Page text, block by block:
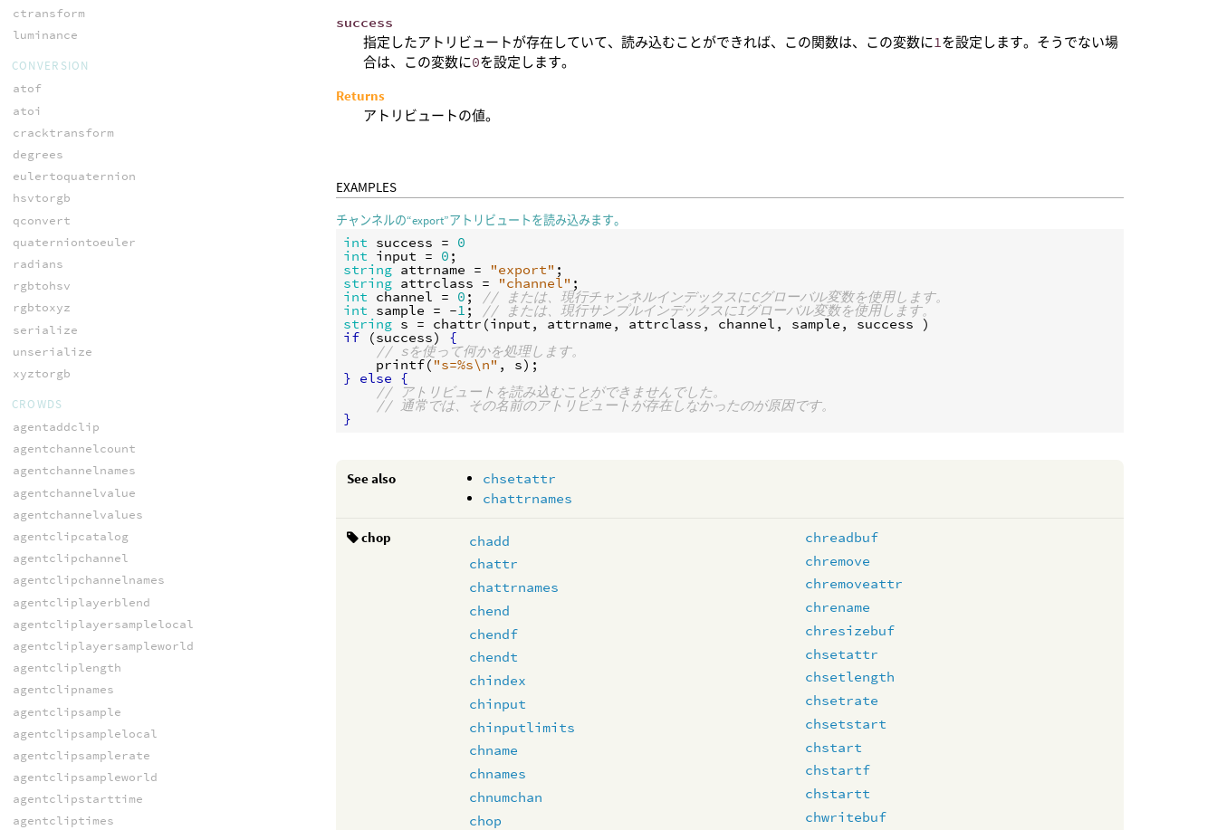
success
指定したアトリビュートが存在していて、読み込むことができれば、この関数は、この変数に1を設定します。そうでない場
合は、この変数に0を設定します。
Returns
アトリビュートの値。
EXAMPLES
チャンネルの“export”アトリビュートを読み込みます。
int success = 0
int input = 0
string attrname = "export"
string attrclass = "channel"
int channel = 0 ; // または、現行チャンネルインデックスにCグローバル変数を使用します。
int sample = -1 ; // または、現行サンプルインデックスにIグローバル変数を使用します。
string s = chattr (input , attrname , attrclass , channel , sample , success
if (success) {
// sを使って何かを処理します。
printf( "s=%s\n" , s
} else {
// アトリビュートを読み込むことができませんでした。
// 通常では、その名前のアトリビュートが存在しなかったのが原因です。
}
See also
chsetattr
chattrnames
chop
chadd
chattr
chattrnames
chend
chendf
chendt
chindex
chinput
chinputlimits
chname
chnames
chnumchan
chop
chreadbuf
chremove
chremoveattr
chrename
chresizebuf
chsetattr
chsetlength
chsetrate
chsetstart
chstart
chstartf
chstartt
chwritebuf
ctransform
luminance
CONVERSION
atof
atoi
cracktransform
degrees
eulertoquaternion
hsvtorgb
qconvert
quaterniontoeuler
radians
rgbtohsv
rgbtoxyz
serialize
unserialize
xyztorgb
CROWDS
agentaddclip
agentchannelcount
agentchannelnames
agentchannelvalue
agentchannelvalues
agentclipcatalog
agentclipchannel
agentclipchannelnames
agentcliplayerblend
agentcliplayersamplelocal
agentcliplayersampleworld
agentcliplength
agentclipnames
agentclipsample
agentclipsamplelocal
agentclipsamplerate
agentclipsampleworld
agentclipstarttime
agentcliptimes